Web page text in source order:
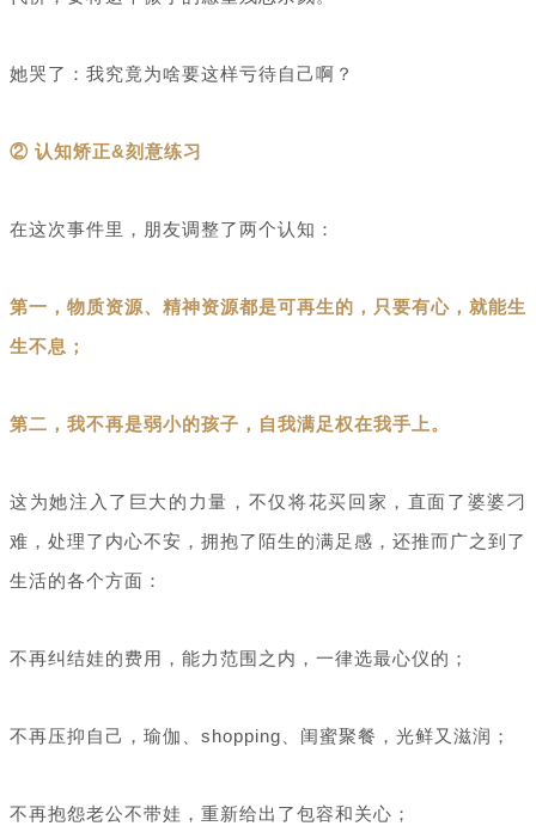
她哭了：我究竟为啥要这样亏待自己啊？
② 认知矫正&刻意练习
在这次事件里，朋友调整了两个认知：
第一，物质资源、精神资源都是可再生的，只要有心，就能生
生不息；
第二，我不再是弱小的孩子，自我满足权在我手上。
这为她注入了巨大的力量，不仅将花买回家，直面了婆婆刁
难，处理了内心不安，拥抱了陌生的满足感，还推而广之到了
生活的各个方面：
不再纠结娃的费用，能力范围之内，一律选最心仪的；
不再压抑自己，瑜伽、shopping、闺蜜聚餐，光鲜又滋润；
不再抱怨老公不带娃，重新给出了包容和关心；